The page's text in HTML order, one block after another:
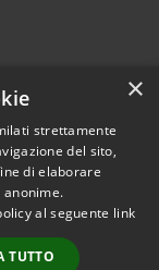
2026 • Comune di
• Powered by
•
Accesso
×
strettamente
del sito,
di elaborare
al seguente link
TUTTO